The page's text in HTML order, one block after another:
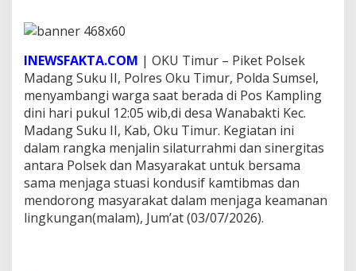
r
l
D
a
n
C
e
k
o
s
k
INEWSFAKTA.COM | OKU Timur – Piket Polsek
Madang Suku II, Polres Oku Timur, Polda Sumsel,
menyambangi warga saat berada di Pos Kampling
dini hari pukul 12:05 wib,di desa Wanabakti Kec.
Madang Suku II, Kab, Oku Timur. Kegiatan ini
dalam rangka menjalin silaturrahmi dan sinergitas
antara Polsek dan Masyarakat untuk bersama
sama menjaga stuasi kondusif kamtibmas dan
mendorong masyarakat dalam menjaga keamanan
lingkungan(malam), Jum’at (03/07/2026).